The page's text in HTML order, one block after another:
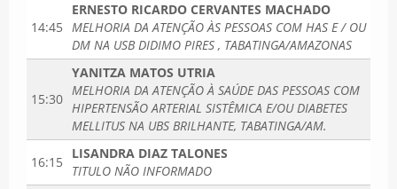
14:45
ERNESTO RICARDO CERVANTES MACHADO
MELHORIA DA ATENÇÃO ÀS PESSOAS COM HAS E / OU
DM NA USB DIDIMO PIRES , TABATINGA/AMAZONAS
15:30
YANITZA MATOS UTRIA
MELHORIA DA ATENÇÃO À SAÚDE DAS PESSOAS COM
HIPERTENSÃO ARTERIAL SISTÊMICA E/OU DIABETES
MELLITUS NA UBS BRILHANTE, TABATINGA/AM.
16:15
LISANDRA DIAZ TALONES
TITULO NÃO INFORMADO